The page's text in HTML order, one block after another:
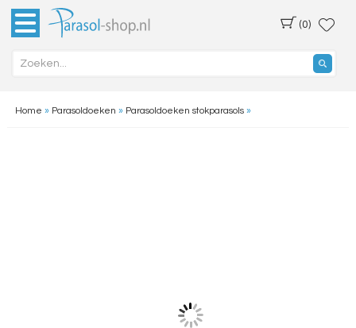
(0)
Home » Parasoldoeken » Parasoldoeken stokparasols»